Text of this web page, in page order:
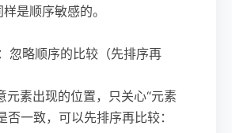
是顺序敏感的。
忽略顺序的比较（先排序再
元素出现的位置，只关心“元素
否一致，可以先排序再比较：